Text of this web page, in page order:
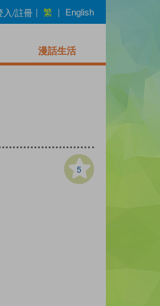
入/註冊 | 繁 | English
漫話生活
5